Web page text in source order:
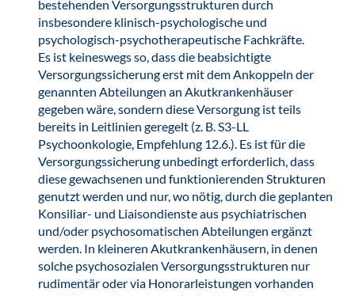
bestehenden Versorgungsstrukturen durch
insbesondere klinisch-psychologische und
psychologisch-psychotherapeutische Fachkräfte.
Es ist keineswegs so, dass die beabsichtigte
Versorgungssicherung erst mit dem Ankoppeln der
genannten Abteilungen an Akutkrankenhäuser
gegeben wäre, sondern diese Versorgung ist teils
bereits in Leitlinien geregelt (z. B. S3-LL
Psychoonkologie, Empfehlung 12.6.). Es ist für die
Versorgungssicherung unbedingt erforderlich, dass
diese gewachsenen und funktionierenden Strukturen
genutzt werden und nur, wo nötig, durch die geplanten
Konsiliar- und Liaisondienste aus psychiatrischen
und/oder psychosomatischen Abteilungen ergänzt
werden. In kleineren Akutkrankenhäusern, in denen
solche psychosozialen Versorgungsstrukturen nur
rudimentär oder via Honorarleistungen vorhanden